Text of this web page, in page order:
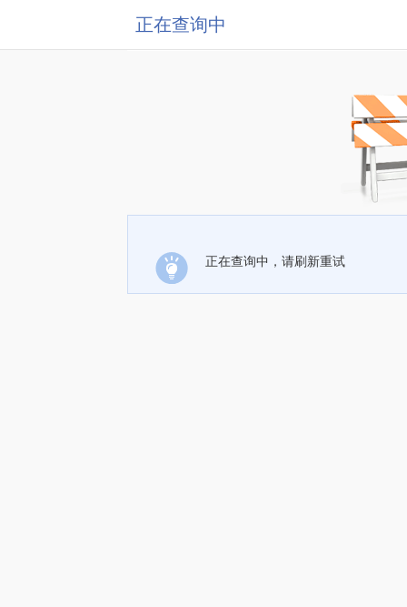
正在查询中
正在查询中，请刷新重试